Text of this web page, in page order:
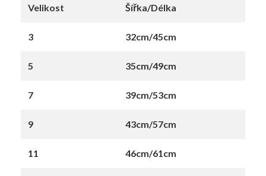
Velikost Šířka/Délka
3 32cm/45cm
5 35cm/49cm
7 39cm/53cm
9 43cm/57cm
11 46cm/61cm